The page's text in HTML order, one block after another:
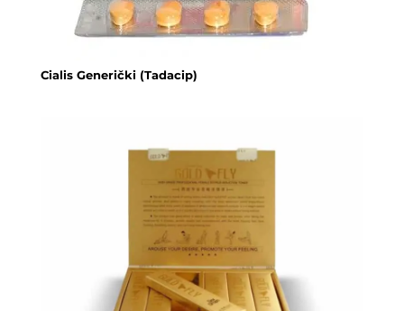
Cialis Generički (Tadacip)